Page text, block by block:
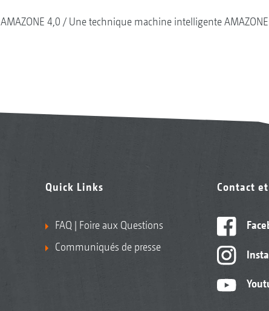
AMAZONE 4,0 Une technique machine intelligente AMAZONE
Quick Links
FAQ | Foire aux Questions
Communiqués de presse
Contact